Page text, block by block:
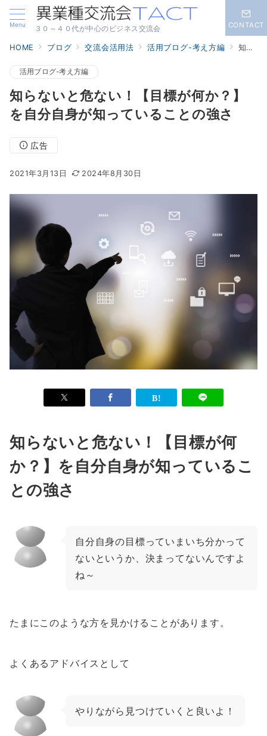
Menu
３０～４０代が中心のビジネス交流会 CONTACT
HOME ブログ 交流会活用法 活用ブログ-考え方編 知らないと危ない！【目標が何か？】を自分自身が知っていることの強さ
活用ブログ-考え方編
知らないと危ない！【目標が何か？】
を自分自身が知っていることの強さ
広告
2021年3月13日 2024年8月30日
知らないと危ない！【目標が何
か？】を自分自身が知っているこ
との強さ
自分自身の目標っていまいち分かって
ないというか、決まってないんですよ
ね～
たまにこのような方を見かけることがあります。
よくあるアドバイスとして
やりながら見つけていくと良いよ！